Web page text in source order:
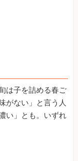
は子を詰める春ご
がない」と言う人
い」とも。いずれ